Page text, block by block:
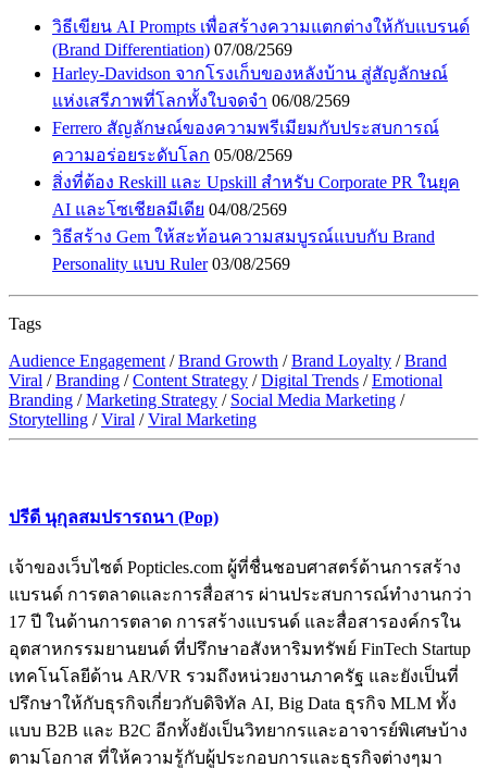
วิธีเขียน AI Prompts เพื่อสร้างความแตกต่างให้กับแบรนด์
(Brand Differentiation) 07/08/2569
Harley-Davidson จากโรงเก็บของหลังบ้าน สู่สัญลักษณ์
แห่งเสรีภาพที่โลกทั้งใบจดจำ 06/08/2569
Ferrero สัญลักษณ์ของความพรีเมียมกับประสบการณ์
ความอร่อยระดับโลก 05/08/2569
สิ่งที่ต้อง Reskill และ Upskill สำหรับ Corporate PR ในยุค
AI และโซเชียลมีเดีย 04/08/2569
วิธีสร้าง Gem ให้สะท้อนความสมบูรณ์แบบกับ Brand
Personality แบบ Ruler 03/08/2569
Tags
Audience Engagement /Brand Growth /Brand Loyalty /Brand
Viral /Branding /Content Strategy /Digital Trends /Emotional
Branding /Marketing Strategy / Social Media Marketing /
Storytelling /Viral /Viral Marketing
ปรีดี นุกุลสมปรารถนา (Pop)
เจ้าของเว็บไซต์ Popticles.com ผู้ที่ชื่นชอบศาสตร์ด้านการสร้าง
แบรนด์ การตลาดและการสื่อสาร ผ่านประสบการณ์ทำงานกว่า
17 ปี ในด้านการตลาด การสร้างแบรนด์ และสื่อสารองค์กรใน
อุตสาหกรรมยานยนต์ ที่ปรึกษาอสังหาริมทรัพย์ FinTech Startup
เทคโนโลยีด้าน AR/VR รวมถึงหน่วยงานภาครัฐ และยังเป็นที่
ปรึกษาให้กับธุรกิจเกี่ยวกับดิจิทัล AI, Big Data ธุรกิจ MLM ทั้ง
แบบ B2B และ B2C อีกทั้งยังเป็นวิทยากรและอาจารย์พิเศษบ้าง
ตามโอกาส ที่ให้ความรู้กับผู้ประกอบการและธุรกิจต่างๆมา